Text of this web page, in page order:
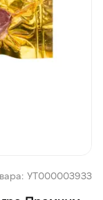
УТ000003933